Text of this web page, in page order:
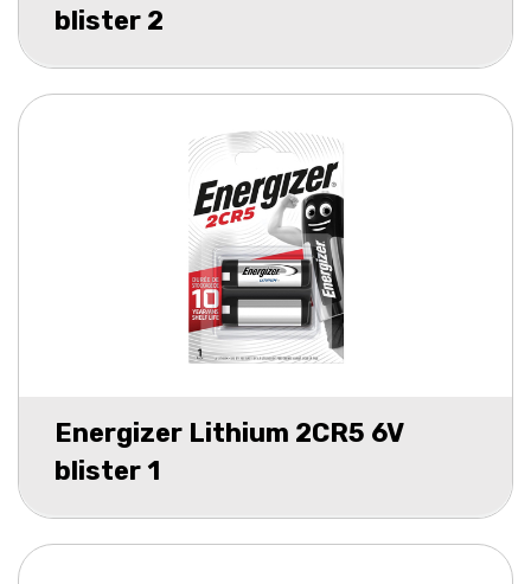
blister 2
Energizer Lithium 2CR5 6V
blister 1